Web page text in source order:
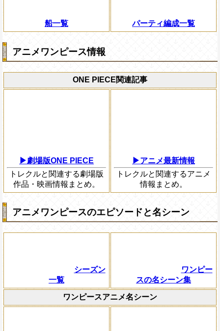
船一覧 パーティ編成一覧
アニメワンピース情報
ONE PIECE関連記事
▶劇場版ONE PIECE
トレクルと関連する劇場版
作品・映画情報まとめ。
▶アニメ最新情報
トレクルと関連するアニメ
情報まとめ。
アニメワンピースのエピソードと名シーン
シーズン
一覧
ワンピー
スの名シーン集
ワンピースアニメ名シーン